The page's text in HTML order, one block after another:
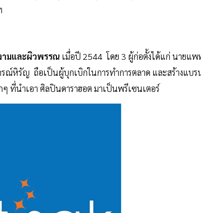
ามและผิวพรรณ เมื่อปี 2544 โดย 3 ผู้ก่อตั้งได้แก่ นายแพ
หิรัญ ถือเป็นผู้บุกเบิกในการทำการตลาด และสร้างแบร
ที่นำเอา ศิลปินดาราฮอต มาเป็นพรีเซนเตอร์